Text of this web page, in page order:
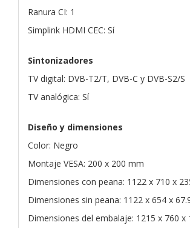
Ranura CI: 1
Simplink HDMI CEC: Sí
Sintonizadores
TV digital: DVB-T2/T, DVB-C y DVB-S2/S
TV analógica: Sí
Diseño y dimensiones
Color: Negro
Montaje VESA: 200 x 200 mm
Dimensiones con peana: 1122 x 710 x
Dimensiones sin peana: 1122 x 654 x
Dimensiones del embalaje: 1215 x 760 x